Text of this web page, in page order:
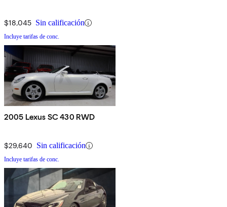
$18,045 Sin calificación
Incluye tarifas de conc.
2005 Lexus SC 430 RWD
$29,640 Sin calificación
Incluye tarifas de conc.